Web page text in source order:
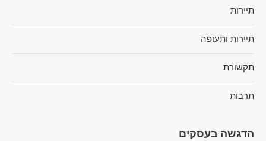
תיירות
תיירות ותעופה
תקשורת
תרבות
הדגשה בעסקים